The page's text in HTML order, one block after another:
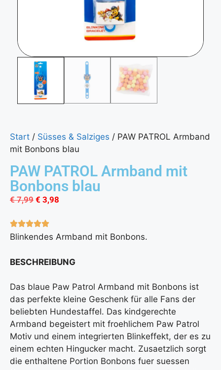
Start / Süsses & Salziges / PAW PATROL Armband
mit Bonbons blau
PAW PATROL Armband mit
Bonbons blau
€7,99 € 3,98
Blinkendes Armband mit Bonbons.
BESCHREIBUNG
Das blaue Paw Patrol Armband mit Bonbons ist
das perfekte kleine Geschenk für alle Fans der
beliebten Hundestaffel. Das kindgerechte
Armband begeistert mit froehlichem Paw Patrol
Motiv und einem integrierten Blinkeffekt, der es zu
einem echten Hingucker macht. Zusaetzlich sorgt
die enthaltene Portion Bonbons fuer suessen